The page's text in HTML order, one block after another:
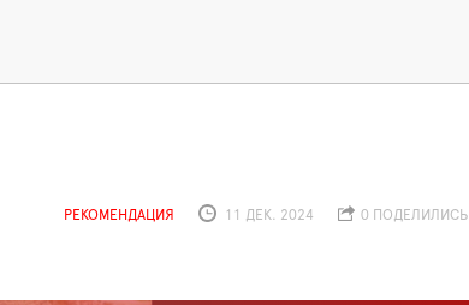
РЕКОМЕНДАЦИЯ 11 ДЕК. 2024 0 ПОДЕЛИЛИСЬ